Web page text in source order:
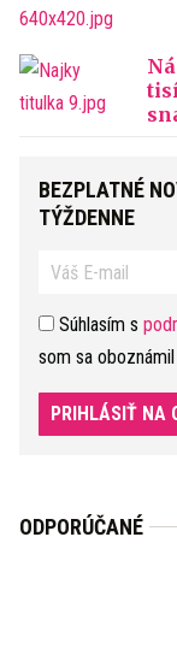
BEZPLATNÉ
TÝŽDENNE
Súhlasím s
som sa
PRIHLÁSIŤ NA
ODPORÚČANÉ